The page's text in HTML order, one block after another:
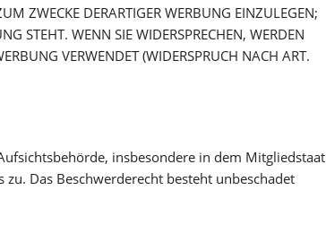
ZWECKE DERARTIGER WERBUNG EINZULEGEN;
STEHT. WENN SIE WIDERSPRECHEN, WERDEN
VERWENDET (WIDERSPRUCH NACH ART.
insbesondere in dem Mitgliedstaat
Das Beschwerderecht besteht unbeschadet